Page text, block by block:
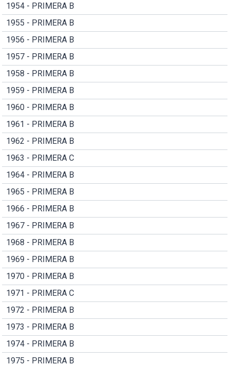
1954 - PRIMERA B
1955 - PRIMERA B
1956 - PRIMERA B
1957 - PRIMERA B
1958 - PRIMERA B
1959 - PRIMERA B
1960 - PRIMERA B
1961 - PRIMERA B
1962 - PRIMERA B
1963 - PRIMERA C
1964 - PRIMERA B
1965 - PRIMERA B
1966 - PRIMERA B
1967 - PRIMERA B
1968 - PRIMERA B
1969 - PRIMERA B
1970 - PRIMERA B
1971 - PRIMERA C
1972 - PRIMERA B
1973 - PRIMERA B
1974 - PRIMERA B
1975 - PRIMERA B